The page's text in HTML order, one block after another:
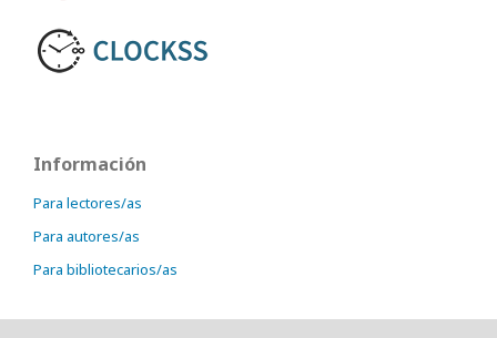
Información
Para lectores/as
Para autores/as
Para bibliotecarios/as